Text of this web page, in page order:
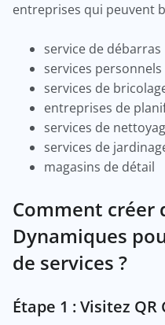
entreprises qui peuvent
service de débarras
services personnels
services de
entreprises de
services de
services de
magasins de détail
Comment créer
Dynamiques
de services ?
Étape 1 : Visitez